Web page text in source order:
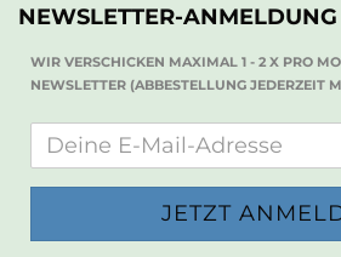
NEWSLETTER-ANMELDUNG
WIR VERSCHICKEN MAXIMAL 1 - 2 X PRO
NEWSLETTER (ABBESTELLUNG JEDERZEIT